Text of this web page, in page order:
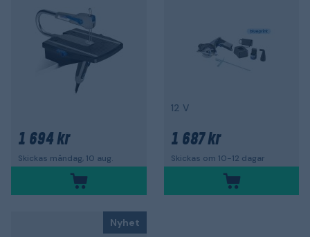
1 694 kr
Skickas måndag, 10 aug.
12 V
1 687 kr
Skickas om 10-12 dagar
Nyhet